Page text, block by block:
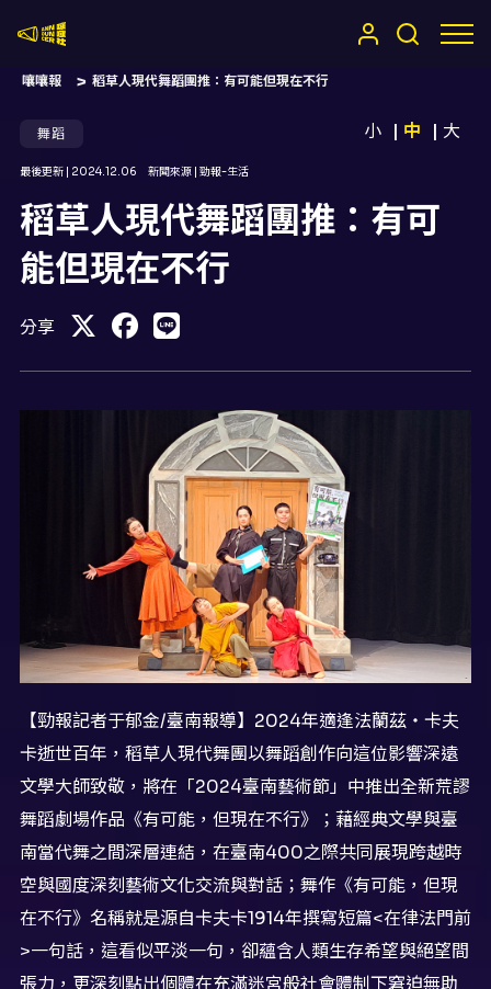
嚷嚷報 稻草人現代舞蹈團推：有可能但現在不行
舞蹈 小 中 大
最後更新 | 2024.12.06 新聞來源 | 勁報-生活
稻草人現代舞蹈團推：有可
能但現在不行
分享
【勁報記者于郁金/臺南報導】2024年適逢法蘭茲‧卡夫
卡逝世百年，稻草人現代舞團以舞蹈創作向這位影響深遠
文學大師致敬，將在「2024臺南藝術節」中推出全新荒謬
舞蹈劇場作品《有可能，但現在不行》；藉經典文學與臺
南當代舞之間深層連結，在臺南400之際共同展現跨越時
空與國度深刻藝術文化交流與對話；舞作《有可能，但現
在不行》名稱就是源自卡夫卡1914年撰寫短篇<在律法門前
>一句話，這看似平淡一句，卻蘊含人類生存希望與絕望間
張力，更深刻點出個體在充滿迷宮般社會體制下窘迫無助